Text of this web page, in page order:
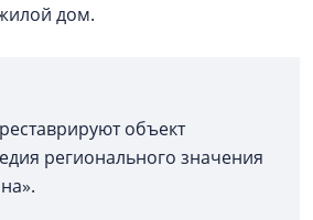
дом.
объект
регионального значения